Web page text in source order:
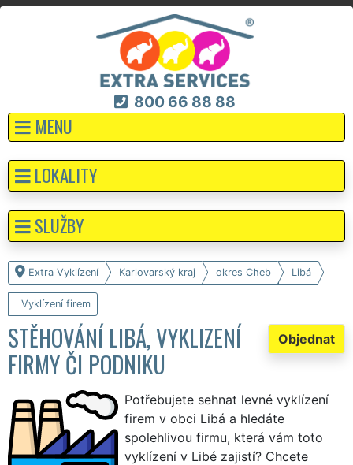
800 66 88 88
MENU
Extra Vyklízení Karlovarský kraj okres Cheb Libá
Vyklízení firem
Objednat
STĚHOVÁNÍ LIBÁ, VYKLIZENÍ
FIRMY ČI PODNIKU
Potřebujete sehnat levné vyklízení
firem v obci Libá a hledáte
spolehlivou firmu, která vám toto
vyklízení v Libé zajistí? Chcete
LOKALITY
SLUŽBY